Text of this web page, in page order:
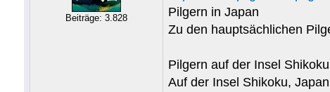
Beiträge: 3.828
Pilgern in Japan
Zu den hauptsächlichen
Pilgern auf der Insel
Auf der Insel Shikoku,